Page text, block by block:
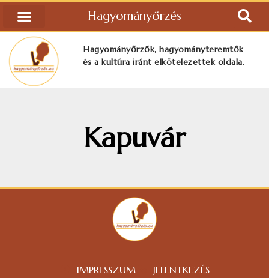
Hagyományőrzés
Hagyományőrzők, hagyományteremtők
és a kultúra iránt elkötelezettek oldala.
Kapuvár
IMPRESSZUM JELENTKEZÉS